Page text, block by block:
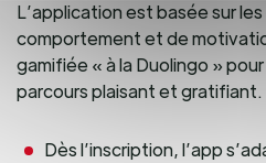
L’application est basée sur
comportement et de
gamifiée « à la Duolingo »
parcours plaisant et gratifiant.
Dès l’inscription, l’app